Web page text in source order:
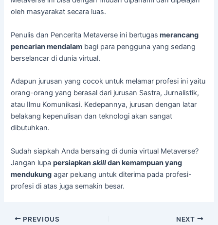
oleh masyarakat secara luas.
Penulis dan Pencerita Metaverse ini bertugas merancang
pencarian mendalam bagi para pengguna yang sedang
berselancar di dunia virtual.
Adapun jurusan yang cocok untuk melamar profesi ini yaitu
orang-orang yang berasal dari jurusan Sastra, Jurnalistik,
atau Ilmu Komunikasi. Kedepannya, jurusan dengan latar
belakang kepenulisan dan teknologi akan sangat
dibutuhkan.
Sudah siapkah Anda bersaing di dunia virtual Metaverse?
Jangan lupapersiapkanskilldan kemampuan yang
mendukung agar peluang untuk diterima pada profesi-
profesi di atas juga semakin besar.
PREVIOUS NEXT